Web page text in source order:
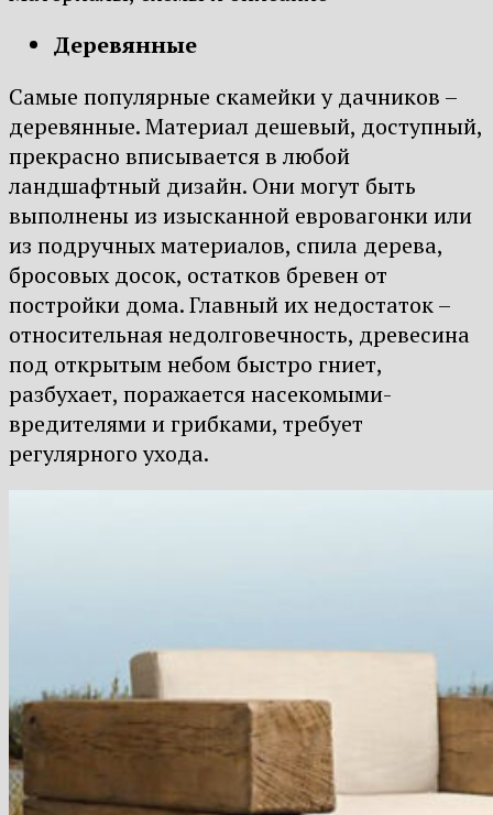
Деревянные
Самые популярные скамейки у дачников –
деревянные. Материал дешевый, доступный,
прекрасно вписывается в любой
ландшафтный дизайн. Они могут быть
выполнены из изысканной евровагонки или
из подручных материалов, спила дерева,
бросовых досок, остатков бревен от
постройки дома. Главный их недостаток –
относительная недолговечность, древесина
под открытым небом быстро гниет,
разбухает, поражается насекомыми-
вредителями и грибками, требует
регулярного ухода.